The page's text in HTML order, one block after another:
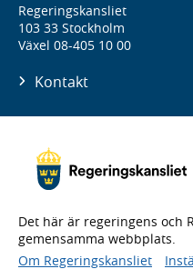
Regeringskansliet
103 33 Stockholm
Växel 08-405 10 00
Kontakt
Det här är regeringens och
gemensamma webbplats.
Om Regeringskansliet